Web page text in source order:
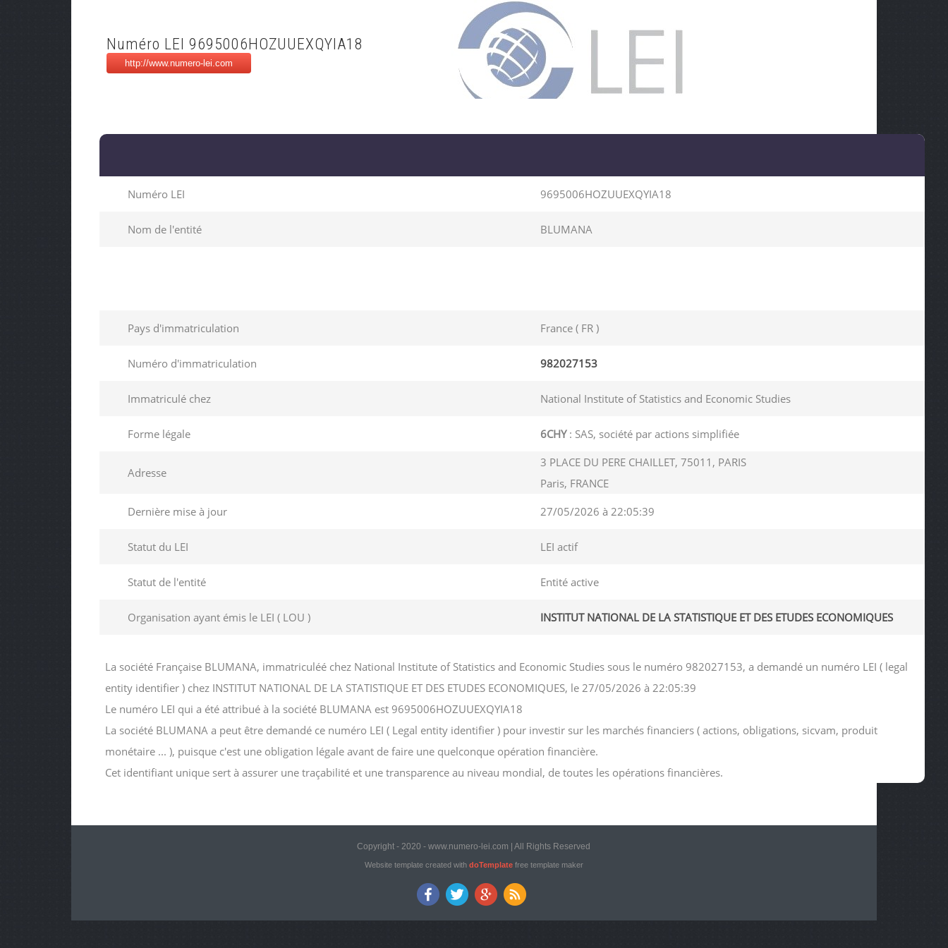
Numéro LEI 9695006HOZUUEXQYIA18
Numéro LEI 9695006HOZUUEXQYIA18
Nom de l'entité BLUMANA
Pays d'immatriculation France ( FR )
Numéro d'immatriculation 982027153
Immatriculé chez National Institute of Statistics and Economic Studies
Forme légale 6CHY: SAS, société par actions simplifiée
Adresse
3 PLACE DU PERE CHAILLET, 75011, PARIS
Paris, FRANCE
Dernière mise à jour
27/05/2026 à 22:05:39
Statut du LEI LEI actif
Statut de l'entité Entité active
Organisation ayant émis le LEI ( LOU ) INSTITUT NATIONAL DE LA STATISTIQUE ET DES ETUDES ECONOMIQUES
La société Française BLUMANA, immatriculéé chez National Institute of Statistics and Economic Studies sous le numéro 982027153, a demandé un numéro LEI ( legal
entity identifier ) chez INSTITUT NATIONAL DE LA STATISTIQUE ET DES ETUDES ECONOMIQUES, le 27/05/2026 à 22:05:39
Le numéro LEI qui a été attribué à la société BLUMANA est 9695006HOZUUEXQYIA18
La société BLUMANA a peut être demandé ce numéro LEI ( Legal entity identifier ) pour investir sur les marchés financiers ( actions, obligations, sicvam, produit
monétaire ... ), puisque c'est une obligation légale avant de faire une quelconque opération financière.
Cet identifiant unique sert à assurer une traçabilité et une transparence au niveau mondial, de toutes les opérations financières.
Copyright - 2020 - www.numero-lei.com | All Rights Reserved
Website template created with doTemplatefree template maker